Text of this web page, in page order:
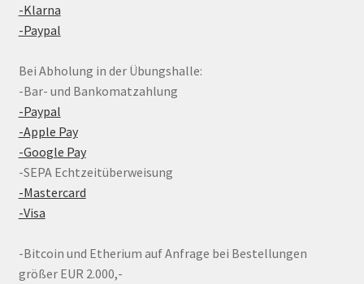
-Klarna
-Paypal
Bei Abholung in der Übungshalle:
-Bar- und Bankomatzahlung
-Paypal
-Apple Pay
-Google Pay
-SEPA Echtzeitüberweisung
-Mastercard
-Visa
-Bitcoin und Etherium auf Anfrage bei Bestellungen
größer EUR 2.000,-